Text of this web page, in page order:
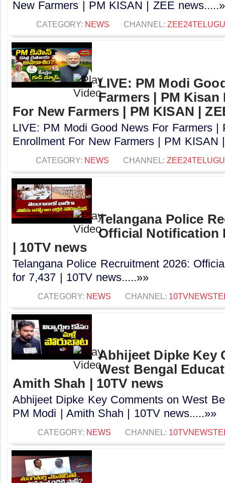
New Farmers | PM KISAN | ZEE
CATEGORY: NEWS CHANNEL:
LIVE: PM Modi
Farmers | PM
For New Farmers | PM KISAN |
LIVE: PM Modi Good News For Farmers |
Enrollment For New Farmers | PM KISAN
CATEGORY: NEWS CHANNEL:
Telangana Police
Official Notification
| 10TV news
Telangana Police Recruitment 2026:
for 7,437 | 10TV news.....»»
CATEGORY: NEWS CHANNEL:
Abhijeet Dipke Key
West Bengal
Amith Shah | 10TV news
Abhijeet Dipke Key Comments on West
PM Modi | Amith Shah | 10TV news.....»»
CATEGORY: NEWS CHANNEL: